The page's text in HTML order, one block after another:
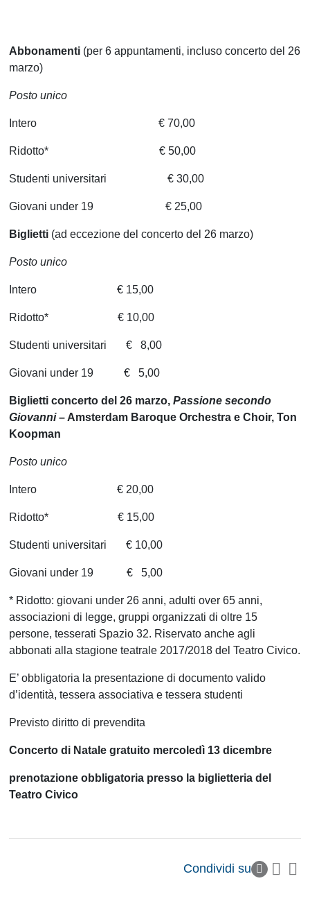
Abbonamenti (per 6 appuntamenti, incluso concerto del 26
marzo)
Posto unico
Intero € 70,00
Ridotto* € 50,00
Studenti universitari € 30,00
Giovani under 19 € 25,00
Biglietti (ad eccezione del concerto del 26 marzo)
Posto unico
Intero € 15,00
Ridotto* € 10,00
Studenti universitari € 8,00
Giovani under 19 € 5,00
Biglietti concerto del 26 marzo,Passione secondo
Giovanni– Amsterdam Baroque Orchestra e Choir, Ton
Koopman
Posto unico
Intero € 20,00
Ridotto* € 15,00
Studenti universitari € 10,00
Giovani under 19 € 5,00
* Ridotto: giovani under 26 anni, adulti over 65 anni,
associazioni di legge, gruppi organizzati di oltre 15
persone, tesserati Spazio 32. Riservato anche agli
abbonati alla stagione teatrale 2017/2018 del Teatro Civico.
E’ obbligatoria la presentazione di documento valido
d’identità, tessera associativa e tessera studenti
Previsto diritto di prevendita
Concerto di Natale gratuito mercoledì 13 dicembre
prenotazione obbligatoria presso la biglietteria del
Teatro Civico
Condividi su